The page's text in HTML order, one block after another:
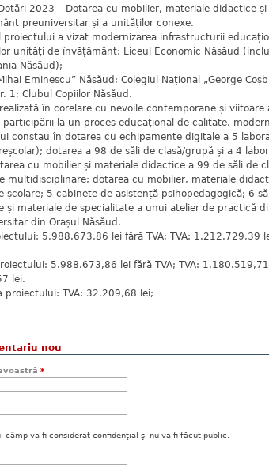
2023 – Dotarea cu mobilier, materiale didactice
preuniversitar și a unităților conexe.
proiectului a vizat modernizarea infrastructurii
unități de învățământ: Liceul Economic Năsăud
Năsăud);
Eminescu” Năsăud; Colegiul Național „George
1; Clubul Copiilor Năsăud.
în corelare cu nevoile contemporane și
participării la un proces educațional de calitate,
constau în dotarea cu echipamente digitale a 5
dotarea a 98 de săli de clasă/grupă și a 4
cu mobilier și materiale didactice a 99 de săli de
multidisciplinare; dotarea cu mobilier, materiale
școlare; 5 cabinete de asistență psihopedagogică; 6
și materiale de specialitate a unui atelier de practică
din Orașul Năsăud.
5.988.673,86 lei fără TVA; TVA: 1.212.729,39
5.988.673,86 lei fără TVA; TVA:
lei.
proiectului: TVA: 32.209,68 lei;
nou
*
câmp va fi considerat confidenţial şi nu va fi făcut public.